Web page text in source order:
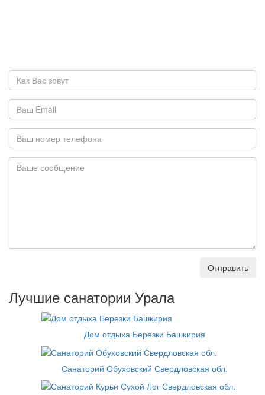
Отправить
Лучшие санатории Урала
Дом отдыха Березки Башкирия
Санаторий Обуховский Свердловская обл.